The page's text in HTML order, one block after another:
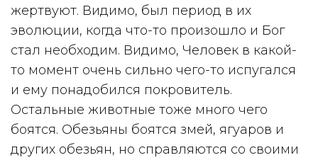
жертвуют. Видимо, был период в их
эволюции, когда что-то произошло и Бог
стал необходим. Видимо, Человек в какой-
то момент очень сильно чего-то испугался
и ему понадобился покровитель.
Остальные животные тоже много чего
боятся. Обезьяны боятся змей, ягуаров и
других обезьян, но справляются со своими